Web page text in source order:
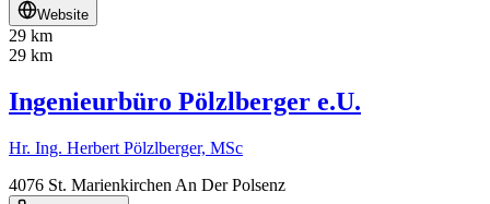
Website
29 km
29 km
Ingenieurbüro Pölzlberger e.U.
Hr. Ing. Herbert Pölzlberger, MSc
4076 St. Marienkirchen An Der Polsenz